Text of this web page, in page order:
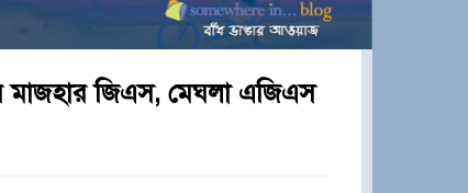
মাজহার জিএস, মেঘলা এজিএস